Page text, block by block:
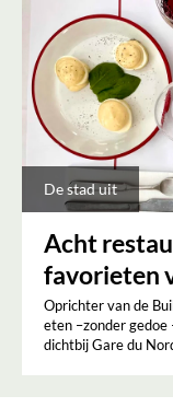
De stad uit
Acht
favorieten
Oprichter van de
eten –zonder gedoe
dichtbij Gare du